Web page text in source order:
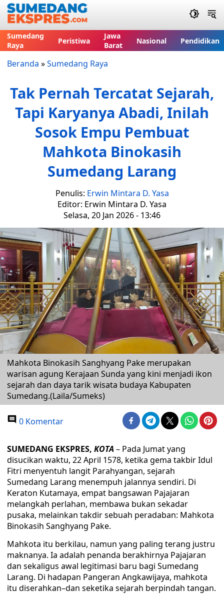
Sumedang
Raya
Peristiwa
Jawa
Barat
Nasional Pendidikan
Beranda »Sumedang Raya
Tak Pernah Tercatat Sejarah,
Tapi Karyanya Abadi, Inilah
Sosok Empu Pembuat
Mahkota Binokasih
Sumedang Larang
Penulis: Erwin Mintara D. Yasa
Editor: Erwin Mintara D. Yasa
Selasa, 20 Jan 2026 - 13:46
Mahkota Binokasih Sanghyang Pake merupakan
warisan agung Kerajaan Sunda yang kini menjadi ikon
sejarah dan daya tarik wisata budaya Kabupaten
Sumedang.(Laila/Sumeks)
0 Komentar
SUMEDANG EKSPRES, KOTA – Pada Jumat yang
disucikan waktu, 22 April 1578, ketika gema takbir Idul
Fitri menyentuh langit Parahyangan, sejarah
Sumedang Larang menempuh jalannya sendiri. Di
Keraton Kutamaya, empat bangsawan Pajajaran
melangkah perlahan, membawa bukan sekadar
pusaka, melainkan takdir sebuah peradaban: Mahkota
Binokasih Sanghyang Pake.
Mahkota itu berkilau, namun yang paling terang justru
maknanya. Ia adalah penanda berakhirnya Pajajaran
dan sekaligus awal legitimasi baru bagi Sumedang
Larang. Di hadapan Pangeran Angkawijaya, mahkota
itu diserahkan–dan seketika sejarah berpindah tangan.